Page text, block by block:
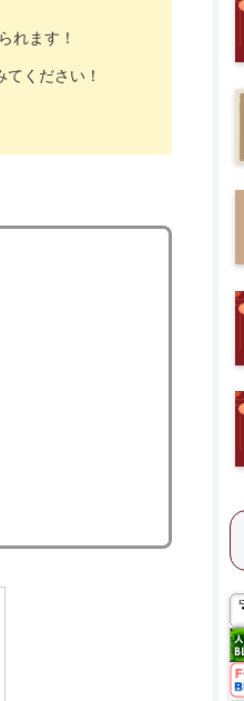
れます！
ください！